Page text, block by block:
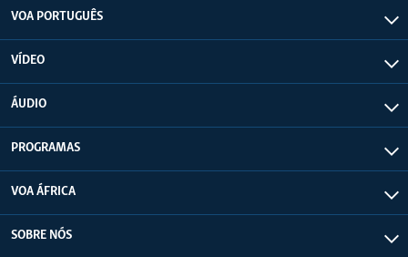
VOA PORTUGUÊS
VÍDEO
ÁUDIO
PROGRAMAS
VOA ÁFRICA
SOBRE NÓS